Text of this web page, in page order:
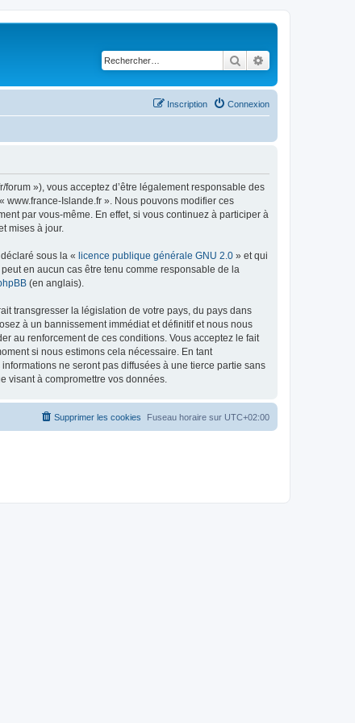
Rechercher
Connexion
Inscription
»), vous acceptez d’être légalement responsable des
www.france-Islande.fr ». Nous pouvons modifier ces
par vous-même. En effet, si vous continuez à participer à
mises à jour.
sous la « licence publique générale GNU 2.0 » et qui
en aucun cas être tenu comme responsable de la
(en anglais).
transgresser la législation de votre pays, du pays dans
à un bannissement immédiat et définitif et nous nous
au renforcement de ces conditions. Vous acceptez le fait
si nous estimons cela nécessaire. En tant
ne seront pas diffusées à une tierce partie sans
visant à compromettre vos données.
Fuseau horaire sur UTC+02:00
Supprimer les cookies